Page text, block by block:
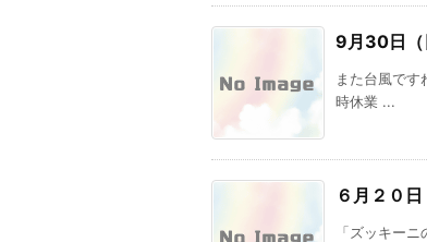
9月30日（
また台風で
時休業 ...
６月２０
「ズッキー